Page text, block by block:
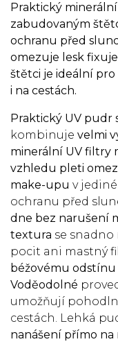
Praktický minerální
zabudovaným
ochranu před
omezuje lesk
štětci je ideální
i na cestách.
Praktický UV pudr
kombinuje velmi
minerální UV filtry
vzhledu pleti
make-upu v
ochranu před
dne bez narušení
textura se snadno
pocit ani mastný
béžovému odstínu
Voděodolné
umožňují
cestách. Lehká
nanášení přímo na